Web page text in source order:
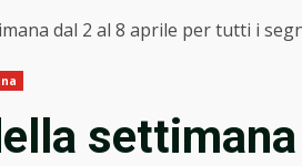
dal 2 al 8 aprile per tutti i